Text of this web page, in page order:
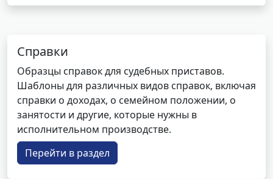
Справки
Образцы справок для судебных приставов.
Шаблоны для различных видов справок, включая
справки о доходах, о семейном положении, о
занятости и другие, которые нужны в
исполнительном производстве.
Перейти в раздел